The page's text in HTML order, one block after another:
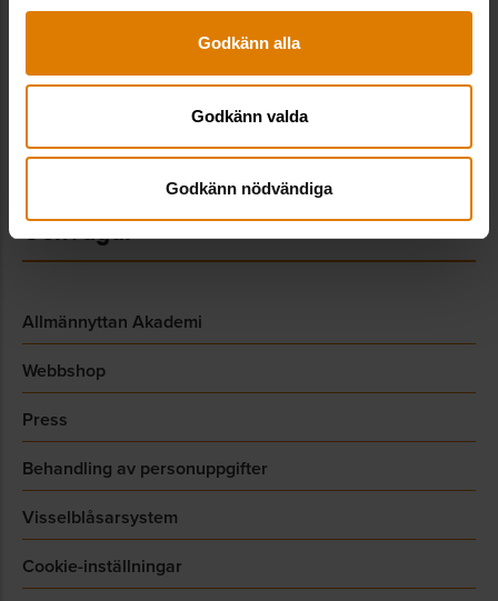
Godkänn alla
Godkänn valda
Godkänn nödvändiga
LinkedIn
Genvägar
Allmännyttan Akademi
Webbshop
Press
Behandling av personuppgifter
Visselblåsarsystem
Cookie-inställningar